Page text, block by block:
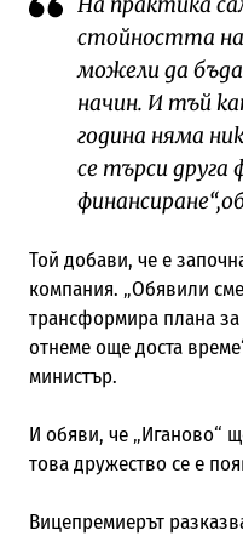
стойността
можели да
начин. И тъй
година няма
се търси друга
Той добави, че е
компания. „Обявили
трансформира плана
отнеме още доста
министър.
И обяви, че „Иганово“
това дружество се е
Вицепремиерът